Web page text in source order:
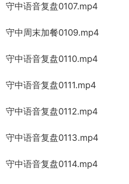
守中语音复盘0107.mp4
守中周末加餐0109.mp4
守中语音复盘0110.mp4
守中语音复盘0111.mp4
守中语音复盘0112.mp4
守中语音复盘0113.mp4
守中语音复盘0114.mp4